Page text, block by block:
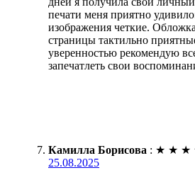
печати меня приятно
изображения четкие.
страницы тактильно
уверенностью рекомендую
запечатлеть свои
Камилла Борисова : ★ ★ ★
25.08.2025